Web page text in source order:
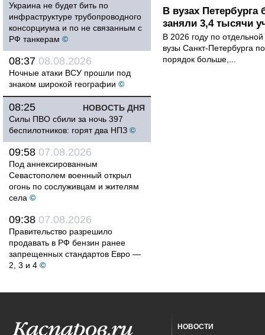
Украина не будет бить по
инфраструктуре трубопроводного
консорциума и по не связанным с
РФ танкерам ©
08:37 08.08.2026
Ночные атаки ВСУ прошли под
знаком широкой географии ©
НОВОСТЬ ДНЯ
08:25
Силы ПВО сбили за ночь 397
беспилотников: горят два НПЗ ©
09:58 07.08.2026
Под аннексированным
Севастополем военный открыл
огонь по сослуживцам и жителям
села ©
09:38 07.08.2026
Правительство разрешило
продавать в РФ бензин ранее
запрещенных стандартов Евро —
2, 3 и 4 ©
В вузах
заняли 3,4 тысячи
В 2026 году по
вузы Санкт-Петербурга
порядок больше,...
НОВОСТИ